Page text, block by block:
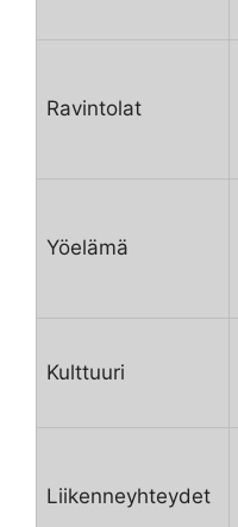
Ravintolat
Yöelämä
Kulttuuri
Liikenneyhteydet